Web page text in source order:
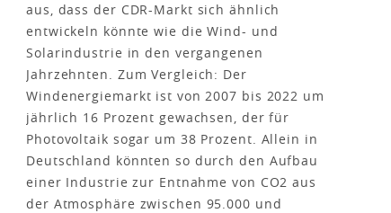
aus, dass der CDR-Markt sich ähnlich
entwickeln könnte wie die Wind- und
Solarindustrie in den vergangenen
Jahrzehnten. Zum Vergleich: Der
Windenergiemarkt ist von 2007 bis 2022 um
jährlich 16 Prozent gewachsen, der für
Photovoltaik sogar um 38 Prozent. Allein in
Deutschland könnten so durch den Aufbau
einer Industrie zur Entnahme von CO2 aus
der Atmosphäre zwischen 95.000 und